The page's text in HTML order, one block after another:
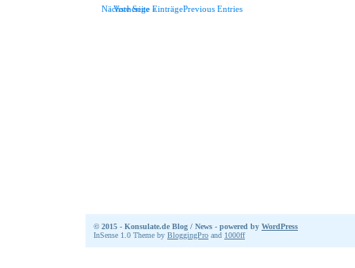
Vorherige EinträgePrevious Entries
Nächste Seite »
© 2015 - Konsulate.de Blog / News - powered by WordPress
InSense 1.0 Theme by BloggingPro and 1000ff